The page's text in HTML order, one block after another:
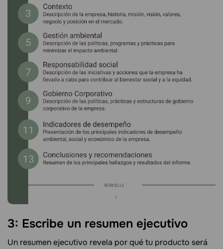
3: Escribe un resumen ejecutivo
Un resumen ejecutivo revela por qué tu producto será